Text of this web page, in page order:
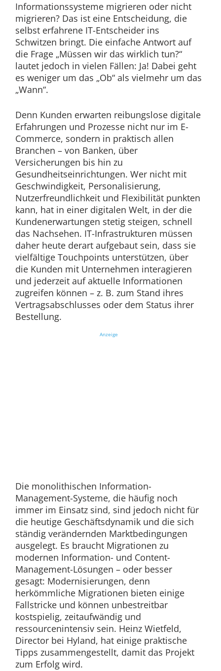
Informationssysteme migrieren oder nicht
migrieren? Das ist eine Entscheidung, die
selbst erfahrene IT-Entscheider ins
Schwitzen bringt. Die einfache Antwort auf
die Frage „Müssen wir das wirklich tun?“
lautet jedoch in vielen Fällen: Ja! Dabei geht
es weniger um das „Ob“ als vielmehr um das
„Wann“.
Denn Kunden erwarten reibungslose digitale
Erfahrungen und Prozesse nicht nur im E-
Commerce, sondern in praktisch allen
Branchen – von Banken, über
Versicherungen bis hin zu
Gesundheitseinrichtungen. Wer nicht mit
Geschwindigkeit, Personalisierung,
Nutzerfreundlichkeit und Flexibilität punkten
kann, hat in einer digitalen Welt, in der die
Kundenerwartungen stetig steigen, schnell
das Nachsehen. IT-Infrastrukturen müssen
daher heute derart aufgebaut sein, dass sie
vielfältige Touchpoints unterstützen, über
die Kunden mit Unternehmen interagieren
und jederzeit auf aktuelle Informationen
zugreifen können – z. B. zum Stand ihres
Vertragsabschlusses oder dem Status ihrer
Bestellung.
Anzeige
Die monolithischen Information-
Management-Systeme, die häufig noch
immer im Einsatz sind, sind jedoch nicht für
die heutige Geschäftsdynamik und die sich
ständig verändernden Marktbedingungen
ausgelegt. Es braucht Migrationen zu
modernen Information- und Content-
Management-Lösungen – oder besser
gesagt: Modernisierungen, denn
herkömmliche Migrationen bieten einige
Fallstricke und können unbestreitbar
kostspielig, zeitaufwändig und
ressourcenintensiv sein. Heinz Wietfeld,
Director bei Hyland, hat einige praktische
Tipps zusammengestellt, damit das Projekt
zum Erfolg wird.